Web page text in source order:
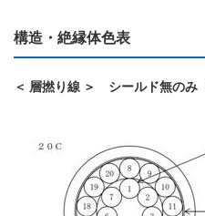
構造・絶縁体色表
＜ 層撚り線 ＞ シールド無の